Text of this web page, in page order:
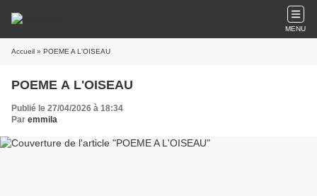
MENU
Accueil » POEME A L'OISEAU
POEME A L'OISEAU
Publié le 27/04/2026 à 18:34
Par emmila